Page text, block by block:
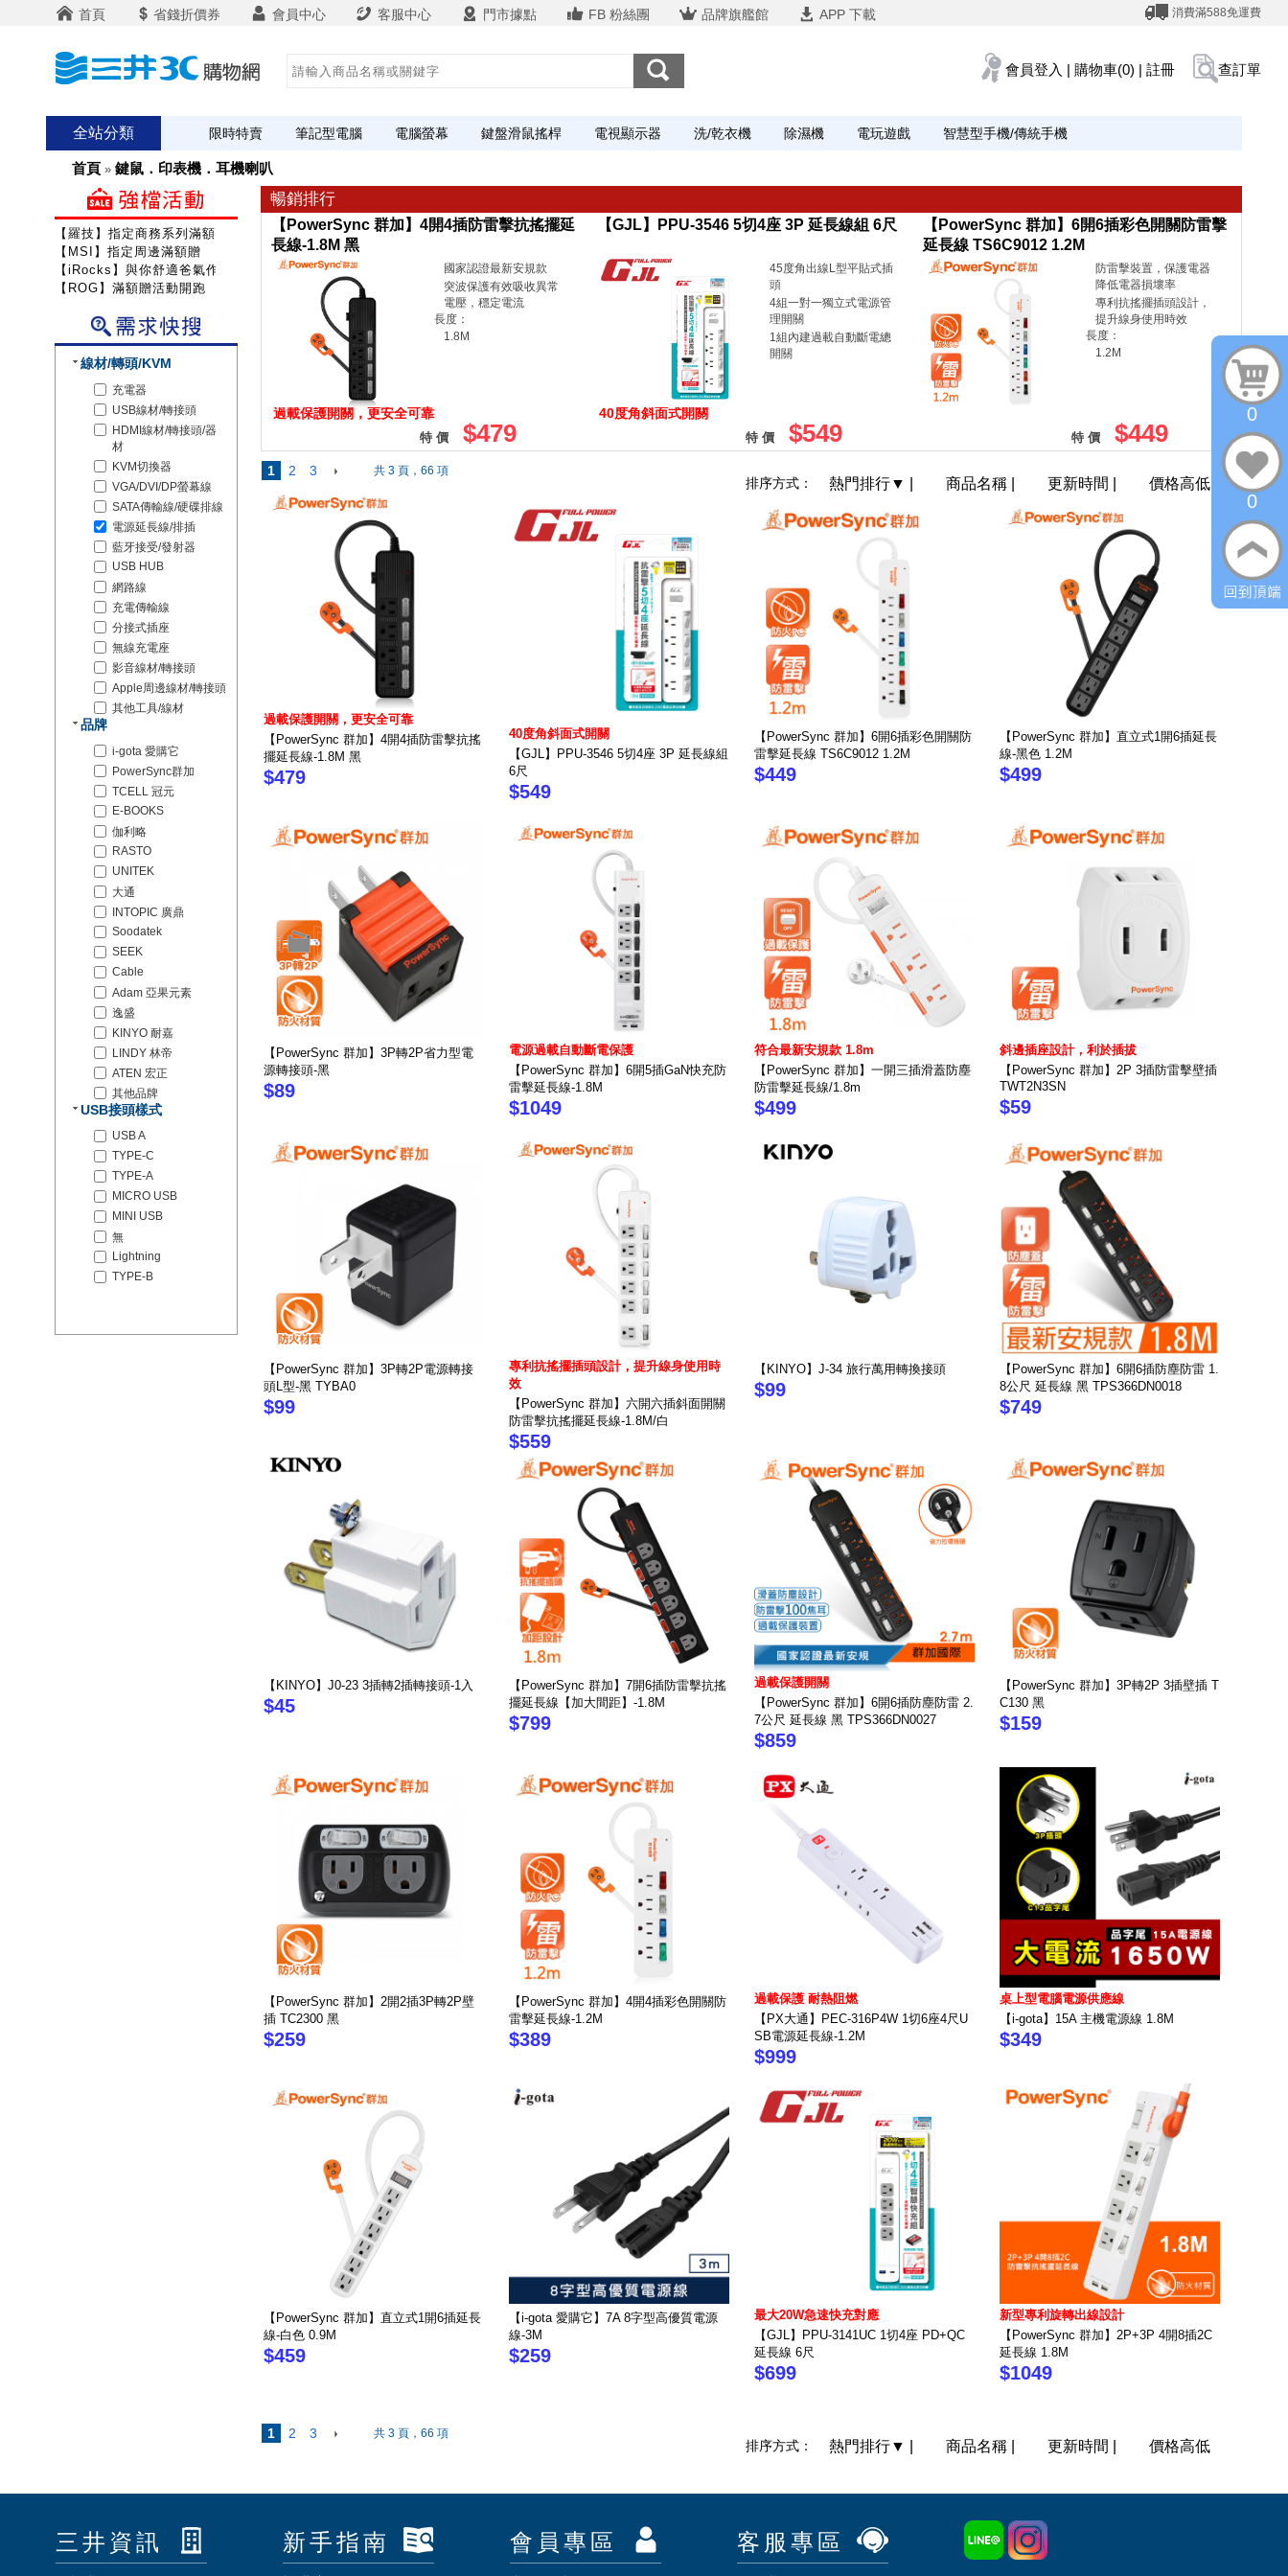
首頁 省錢折價券 會員中心 客服中心 門市據點 FB 粉絲團 品牌旗艦館 APP 下載 消費滿588免運費
會員登入 | 購物車(0) | 註冊 查訂單
全站分類 限時特賣 筆記型電腦 電腦螢幕 鍵盤滑鼠搖桿 電視顯示器 洗/乾衣機 除濕機 電玩遊戲 智慧型手機/傳統手機
首頁 » 鍵鼠．印表機．耳機喇叭
暢銷排行
過載保護開關，更安全可靠
【PowerSync 群加】4開4插防雷擊抗搖擺延
長線-1.8M 黑
國家認證最新安規款
突波保護有效吸收異常
電壓，穩定電流
長度：
1.8M
特 價 $479
40度角斜面式開關
【GJL】PPU-3546 5切4座 3P 延長線組 6尺
45度角出線L型平貼式插
頭
4組一對一獨立式電源管
理開關
1組內建過載自動斷電總
開關
特 價 $549
【PowerSync 群加】6開6插彩色開關防雷擊
延長線 TS6C9012 1.2M
防雷擊裝置，保護電器
降低電器損壞率
專利抗搖擺插頭設計，
提升線身使用時效
長度：
1.2M
特 價 $449
1 2 3 共 3 頁，66 項
排序方式： 熱門排行▼ 商品名稱 更新時間 價格高低
過載保護開關，更安全可靠
【PowerSync 群加】4開4插防雷擊抗搖
擺延長線-1.8M 黑
$479
40度角斜面式開關
【GJL】PPU-3546 5切4座 3P 延長線組
6尺
$549
【PowerSync 群加】6開6插彩色開關防
雷擊延長線 TS6C9012 1.2M
$449
【PowerSync 群加】直立式1開6插延長
線-黑色 1.2M
$499
【PowerSync 群加】3P轉2P省力型電
源轉接頭-黑
$89
電源過載自動斷電保護
【PowerSync 群加】6開5插GaN快充防
雷擊延長線-1.8M
$1049
符合最新安規款 1.8m
【PowerSync 群加】一開三插滑蓋防塵
防雷擊延長線/1.8m
$499
斜邊插座設計，利於插拔
【PowerSync 群加】2P 3插防雷擊壁插
TWT2N3SN
$59
【PowerSync 群加】3P轉2P電源轉接
頭L型-黑 TYBA0
$99
專利抗搖擺插頭設計，提升線身使用時
效
【PowerSync 群加】六開六插斜面開關
防雷擊抗搖擺延長線-1.8M/白
$559
【KINYO】J-34 旅行萬用轉換接頭
$99
【PowerSync 群加】6開6插防塵防雷 1.
8公尺 延長線 黑 TPS366DN0018
$749
【KINYO】J0-23 3插轉2插轉接頭-1入
$45
【PowerSync 群加】7開6插防雷擊抗搖
擺延長線【加大間距】-1.8M
$799
過載保護開關
【PowerSync 群加】6開6插防塵防雷 2.
7公尺 延長線 黑 TPS366DN0027
$859
【PowerSync 群加】3P轉2P 3插壁插 T
C130 黑
$159
【PowerSync 群加】2開2插3P轉2P壁
插 TC2300 黑
$259
【PowerSync 群加】4開4插彩色開關防
雷擊延長線-1.2M
$389
過載保護 耐熱阻燃
【PX大通】PEC-316P4W 1切6座4尺U
SB電源延長線-1.2M
$999
桌上型電腦電源供應線
【i-gota】15A 主機電源線 1.8M
$349
【PowerSync 群加】直立式1開6插延長
線-白色 0.9M
$459
【i-gota 愛購它】7A 8字型高優質電源
線-3M
$259
最大20W急速快充對應
【GJL】PPU-3141UC 1切4座 PD+QC
延長線 6尺
$699
新型專利旋轉出線設計
【PowerSync 群加】2P+3P 4開8插2C
延長線 1.8M
$1049
1 2 3 共 3 頁，66 項
排序方式： 熱門排行▼ 商品名稱 更新時間 價格高低
【羅技】指定商務系列滿額送咖啡
【MSI】指定周邊滿額贈
【iRocks】與你舒適爸氣作戰!
【ROG】滿額贈活動開跑
線材/轉頭/KVM
充電器
USB線材/轉接頭
HDMI線材/轉接頭/器
材
KVM切換器
VGA/DVI/DP螢幕線
SATA傳輸線/硬碟排線
電源延長線/排插
藍牙接受/發射器
USB HUB
網路線
充電傳輸線
分接式插座
無線充電座
影音線材/轉接頭
Apple周邊線材/轉接頭
其他工具/線材
品牌
i-gota 愛購它
PowerSync群加
TCELL 冠元
E-BOOKS
伽利略
RASTO
UNITEK
大通
INTOPIC 廣鼎
Soodatek
SEEK
Cable
Adam 亞果元素
逸盛
KINYO 耐嘉
LINDY 林帝
ATEN 宏正
其他品牌
USB接頭樣式
USB A
TYPE-C
TYPE-A
MICRO USB
MINI USB
無
Lightning
TYPE-B
三井資訊 新手指南 會員專區 客服專區
0
0